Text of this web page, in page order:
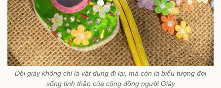
Đôi giày không chỉ là vật dụng đi lại, mà còn là biểu tượng đời
sống tinh thần của cộng đồng người Giáy